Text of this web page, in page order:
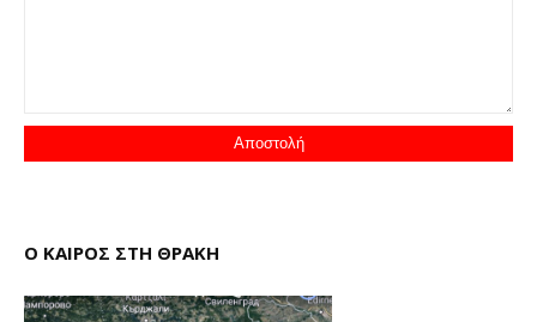
Ο ΚΑΙΡΟΣ ΣΤΗ ΘΡΑΚΗ